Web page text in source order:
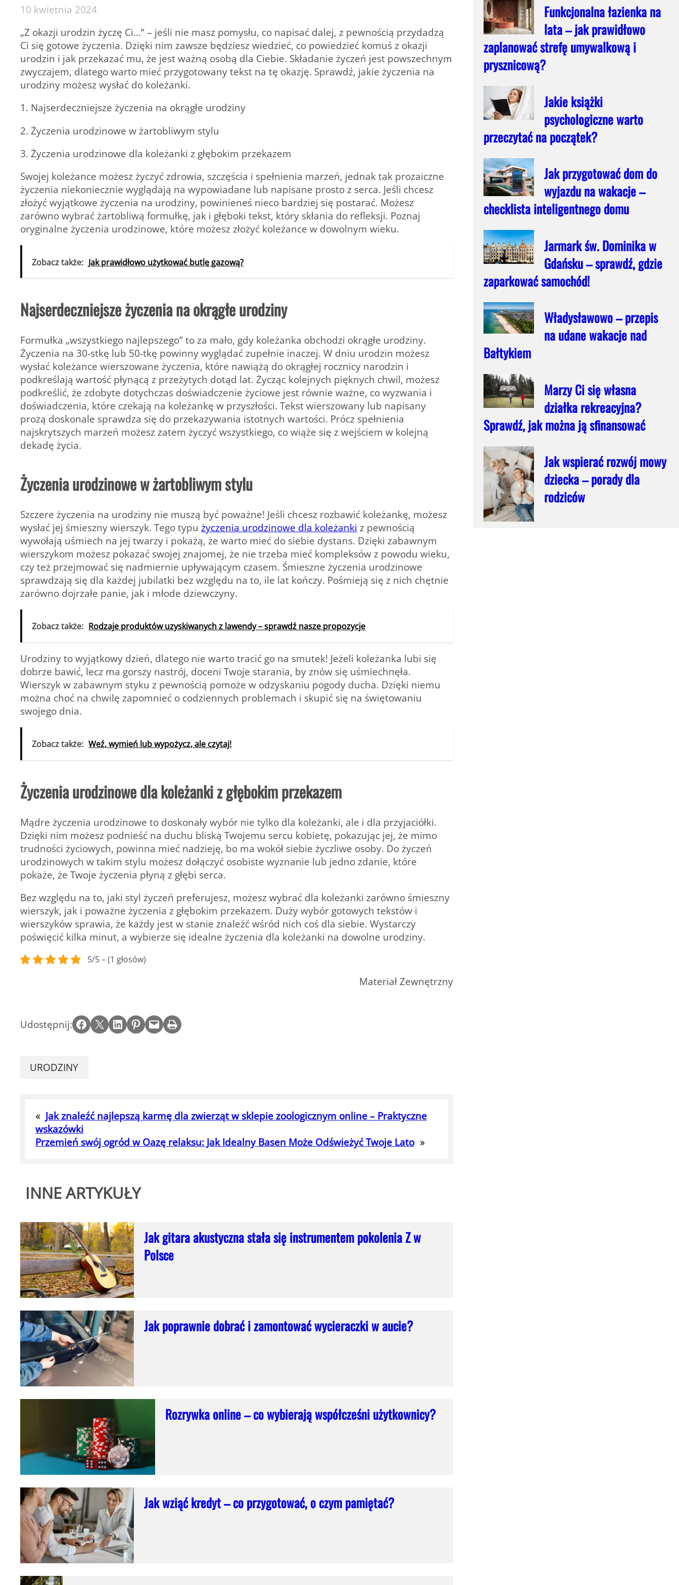
10 kwietnia 2024
„Z okazji urodzin życzę Ci…” – jeśli nie masz pomysłu, co napisać dalej, z pewnością przydadzą
Ci się gotowe życzenia. Dzięki nim zawsze będziesz wiedzieć, co powiedzieć komuś z okazji
urodzin i jak przekazać mu, że jest ważną osobą dla Ciebie. Składanie życzeń jest powszechnym
zwyczajem, dlatego warto mieć przygotowany tekst na tę okazję. Sprawdź, jakie życzenia na
urodziny możesz wysłać do koleżanki.
1. Najserdeczniejsze życzenia na okrągłe urodziny
2. Życzenia urodzinowe w żartobliwym stylu
3. Życzenia urodzinowe dla koleżanki z głębokim przekazem
Swojej koleżance możesz życzyć zdrowia, szczęścia i spełnienia marzeń, jednak tak prozaiczne
życzenia niekoniecznie wyglądają na wypowiadane lub napisane prosto z serca. Jeśli chcesz
złożyć wyjątkowe życzenia na urodziny, powinieneś nieco bardziej się postarać. Możesz
zarówno wybrać żartobliwą formułkę, jak i głęboki tekst, który skłania do refleksji. Poznaj
oryginalne życzenia urodzinowe, które możesz złożyć koleżance w dowolnym wieku.
Zobacz także: Jak prawidłowo użytkować butlę gazową?
Najserdeczniejsze życzenia na okrągłe urodziny
Formułka „wszystkiego najlepszego” to za mało, gdy koleżanka obchodzi okrągłe urodziny.
Życzenia na 30-stkę lub 50-tkę powinny wyglądać zupełnie inaczej. W dniu urodzin możesz
wysłać koleżance wierszowane życzenia, które nawiążą do okrągłej rocznicy narodzin i
podkreślają wartość płynącą z przeżytych dotąd lat. Życząc kolejnych pięknych chwil, możesz
podkreślić, że zdobyte dotychczas doświadczenie życiowe jest równie ważne, co wyzwania i
doświadczenia, które czekają na koleżankę w przyszłości. Tekst wierszowany lub napisany
prozą doskonale sprawdza się do przekazywania istotnych wartości. Prócz spełnienia
najskrytszych marzeń możesz zatem życzyć wszystkiego, co wiąże się z wejściem w kolejną
dekadę życia.
Życzenia urodzinowe w żartobliwym stylu
Szczere życzenia na urodziny nie muszą być poważne! Jeśli chcesz rozbawić koleżankę, możesz
wysłać jej śmieszny wierszyk. Tego typu życzenia urodzinowe dla koleżanki z pewnością
wywołają uśmiech na jej twarzy i pokażą, że warto mieć do siebie dystans. Dzięki zabawnym
wierszykom możesz pokazać swojej znajomej, że nie trzeba mieć kompleksów z powodu wieku,
czy też przejmować się nadmiernie upływającym czasem. Śmieszne życzenia urodzinowe
sprawdzają się dla każdej jubilatki bez względu na to, ile lat kończy. Pośmieją się z nich chętnie
zarówno dojrzałe panie, jak i młode dziewczyny.
Zobacz także: Rodzaje produktów uzyskiwanych z lawendy – sprawdź nasze propozycje
Urodziny to wyjątkowy dzień, dlatego nie warto tracić go na smutek! Jeżeli koleżanka lubi się
dobrze bawić, lecz ma gorszy nastrój, doceni Twoje starania, by znów się uśmiechnęła.
Wierszyk w zabawnym styku z pewnością pomoże w odzyskaniu pogody ducha. Dzięki niemu
można choć na chwilę zapomnieć o codziennych problemach i skupić się na świętowaniu
swojego dnia.
Zobacz także: Weź, wymień lub wypożycz, ale czytaj!
Życzenia urodzinowe dla koleżanki z głębokim przekazem
Mądre życzenia urodzinowe to doskonały wybór nie tylko dla koleżanki, ale i dla przyjaciółki.
Dzięki nim możesz podnieść na duchu bliską Twojemu sercu kobietę, pokazując jej, że mimo
trudności życiowych, powinna mieć nadzieję, bo ma wokół siebie życzliwe osoby. Do życzeń
urodzinowych w takim stylu możesz dołączyć osobiste wyznanie lub jedno zdanie, które
pokaże, że Twoje życzenia płyną z głębi serca.
Bez względu na to, jaki styl życzeń preferujesz, możesz wybrać dla koleżanki zarówno śmieszny
wierszyk, jak i poważne życzenia z głębokim przekazem. Duży wybór gotowych tekstów i
wierszyków sprawia, że każdy jest w stanie znaleźć wśród nich coś dla siebie. Wystarczy
poświęcić kilka minut, a wybierze się idealne życzenia dla koleżanki na dowolne urodziny.
5/5 – (1 głosów)
Materiał Zewnętrzny
Udostępnij: Share on Facebook Email this Page Share on LinkedIn Share on Pinterest Email this Page Print this Page
URODZINY
« Jak znaleźć najlepszą karmę dla zwierząt w sklepie zoologicznym online – Praktyczne
wskazówki
Przemień swój ogród w Oazę relaksu: Jak Idealny Basen Może Odświeżyć Twoje Lato »
INNE ARTYKUŁY
Jak gitara akustyczna stała się instrumentem pokolenia Z w
Polsce
Jak poprawnie dobrać i zamontować wycieraczki w aucie?
Rozrywka online – co wybierają współcześni użytkownicy?
Jak wziąć kredyt – co przygotować, o czym pamiętać?
Funkcjonalna łazienka na
lata – jak prawidłowo
zaplanować strefę umywalkową i
prysznicową?
Jakie książki
psychologiczne warto
przeczytać na początek?
Jak przygotować dom do
wyjazdu na wakacje –
checklista inteligentnego domu
Jarmark św. Dominika w
Gdańsku – sprawdź, gdzie
zaparkować samochód!
Władysławowo – przepis
na udane wakacje nad
Bałtykiem
Marzy Ci się własna
działka rekreacyjna?
Sprawdź, jak można ją sfinansować
Jak wspierać rozwój mowy
dziecka – porady dla
rodziców